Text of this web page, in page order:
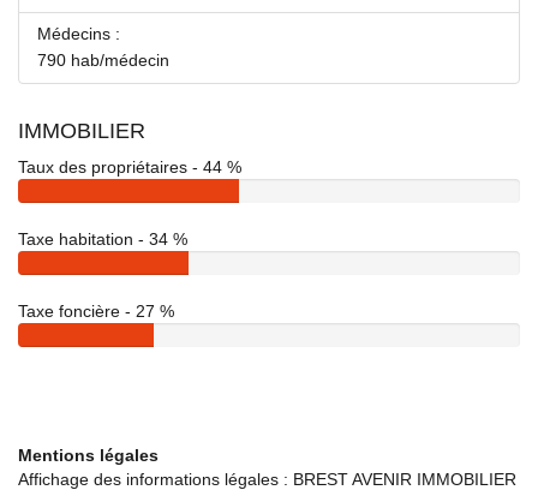
Médecins :
790 hab/médecin
IMMOBILIER
Taux des propriétaires - 44 %
Taxe habitation - 34 %
Taxe foncière - 27 %
Mentions légales
Affichage des informations légales : BREST AVENIR IMMOBILIER